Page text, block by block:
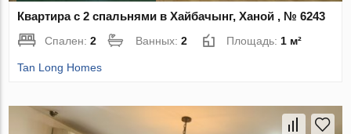
Квартира с 2 спальнями в Хайбачынг, Ханой , № 6243
Спален:2 Ванных:2 Площадь: 1 м²
Tan Long Homes